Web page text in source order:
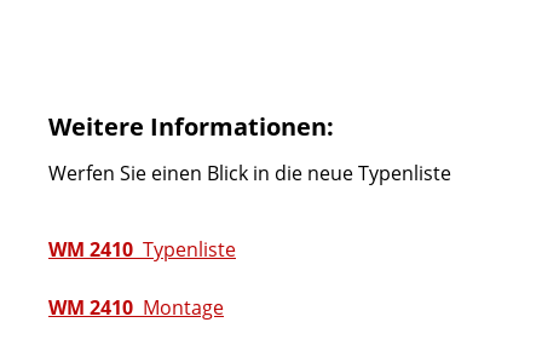
Weitere Informationen:
Werfen Sie einen Blick in die neue Typenliste
WM 2410 Typenliste
WM 2410 Montage